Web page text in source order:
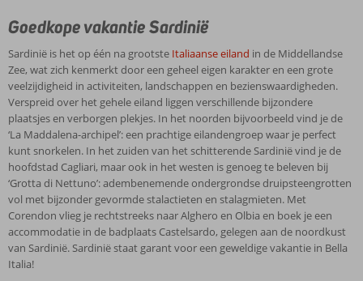
Goedkope vakantie Sardinië
Sardinië is het op één na grootste Italiaanse eiland in de Middellandse
Zee, wat zich kenmerkt door een geheel eigen karakter en een grote
veelzijdigheid in activiteiten, landschappen en bezienswaardigheden.
Verspreid over het gehele eiland liggen verschillende bijzondere
plaatsjes en verborgen plekjes. In het noorden bijvoorbeeld vind je de
‘La Maddalena-archipel’: een prachtige eilandengroep waar je perfect
kunt snorkelen. In het zuiden van het schitterende Sardinië vind je de
hoofdstad Cagliari, maar ook in het westen is genoeg te beleven bij
‘Grotta di Nettuno’: adembenemende ondergrondse druipsteengrotten
vol met bijzonder gevormde stalactieten en stalagmieten. Met
Corendon vlieg je rechtstreeks naar Alghero en Olbia en boek je een
accommodatie in de badplaats Castelsardo, gelegen aan de noordkust
van Sardinië. Sardinië staat garant voor een geweldige vakantie in Bella
Italia!